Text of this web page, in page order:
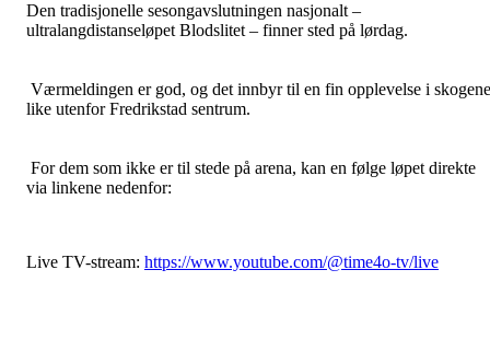
Den tradisjonelle sesongavslutningen nasjonalt –
ultralangdistanseløpet Blodslitet – finner sted på lørdag.
Værmeldingen er god, og det innbyr til en fin opplevelse i skogene
like utenfor Fredrikstad sentrum.
For dem som ikke er til stede på arena, kan en følge løpet direkte
via linkene nedenfor:
Live TV-stream: https://www.youtube.com/@time4o-tv/live